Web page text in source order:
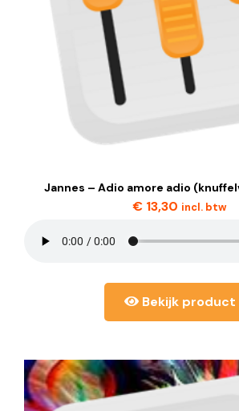
Jannes – Adio amore adio
€ 13,30 incl. btw
Bekijk product